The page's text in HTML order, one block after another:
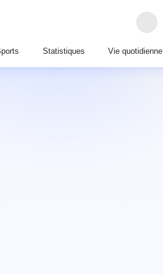
Statistiques Vie quotidienne